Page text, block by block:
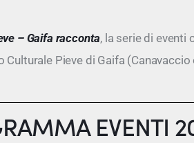
– Gaifa racconta, la serie di eventi
Pieve di Gaifa (Canavaccio
EVENTI